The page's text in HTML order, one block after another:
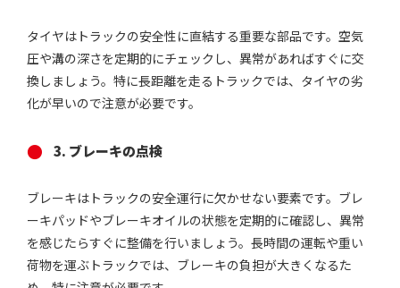
タイヤはトラックの安全性に直結する重要な部品です。空気
圧や溝の深さを定期的にチェックし、異常があればすぐに交
換しましょう。特に長距離を走るトラックでは、タイヤの劣
化が早いので注意が必要です。
3. ブレーキの点検
ブレーキはトラックの安全運行に欠かせない要素です。ブレ
ーキパッドやブレーキオイルの状態を定期的に確認し、異常
を感じたらすぐに整備を行いましょう。長時間の運転や重い
荷物を運ぶトラックでは、ブレーキの負担が大きくなるた